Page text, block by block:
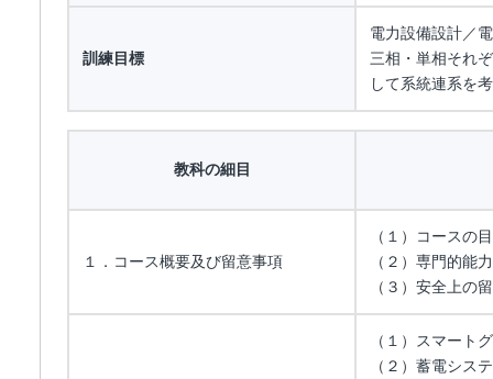
訓練目標
電力設備設計／
三相・単相それ
して系統連系を
教科の細目
１．コース概要及び留意事項
（１）コースの
（２）専門的能
（３）安全上の
（１）スマート
（２）蓄電シス